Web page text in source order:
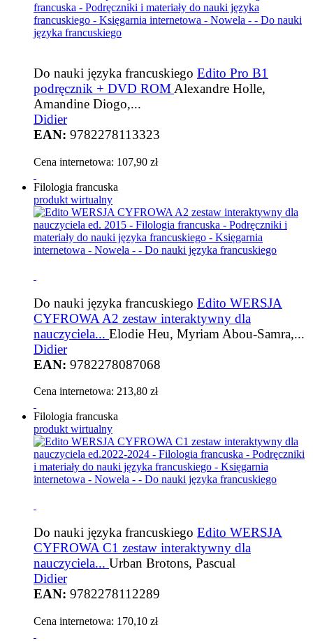
Do nauki języka francuskiego Edito Pro B1
podręcznik + DVD ROM Alexandre Holle,
Amandine Diogo,...
Didier
EAN: 9782278113323
Cena internetowa: 107,90 zł
Filologia francuska
produkt wirtualny
Do nauki języka francuskiego Edito WERSJA
CYFROWA A2 zestaw interaktywny dla
nauczyciela... Elodie Heu, Myriam Abou-Samra,...
Didier
EAN: 9782278087068
Cena internetowa: 213,80 zł
Filologia francuska
produkt wirtualny
Do nauki języka francuskiego Edito WERSJA
CYFROWA C1 zestaw interaktywny dla
nauczyciela... Urban Brotons, Pascual
Didier
EAN: 9782278112289
Cena internetowa: 170,10 zł